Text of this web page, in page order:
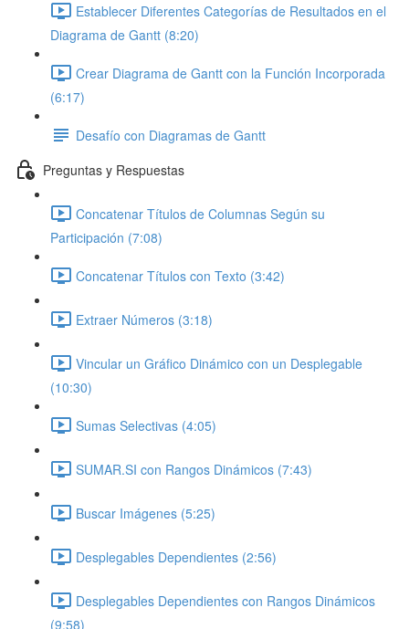
Establecer Diferentes Categorías de Resultados en el
Diagrama de Gantt (8:20)
Crear Diagrama de Gantt con la Función Incorporada
(6:17)
Desafío con Diagramas de Gantt
Preguntas y Respuestas
Concatenar Títulos de Columnas Según su
Participación (7:08)
Concatenar Títulos con Texto (3:42)
Extraer Números (3:18)
Vincular un Gráfico Dinámico con un Desplegable
(10:30)
Sumas Selectivas (4:05)
SUMAR.SI con Rangos Dinámicos (7:43)
Buscar Imágenes (5:25)
Desplegables Dependientes (2:56)
Desplegables Dependientes con Rangos Dinámicos
(9:58)